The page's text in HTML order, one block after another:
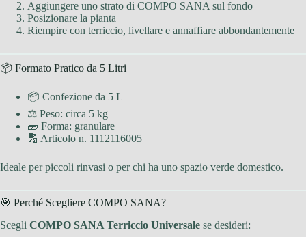
Aggiungere uno strato di COMPO SANA sul fondo
Posizionare la pianta
Riempire con terriccio, livellare e annaffiare abbondantemente
📦 Formato Pratico da 5 Litri
📦 Confezione da 5 L
⚖ Peso: circa 5 kg
🧱 Forma: granulare
🔢 Articolo n. 1112116005
Ideale per piccoli rinvasi o per chi ha uno spazio verde domestico.
🎯 Perché Scegliere COMPO SANA?
Scegli COMPO SANA Terriccio Universale se desideri: